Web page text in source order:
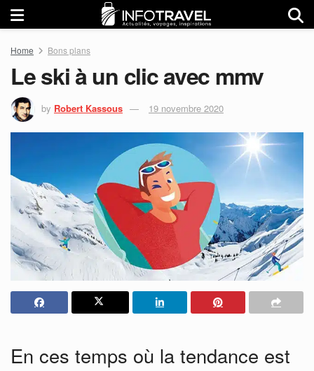
Home Bons plans
Le ski à un clic avec mmv
by Robert Kassous 19 novembre 2020
En ces temps où la tendance est